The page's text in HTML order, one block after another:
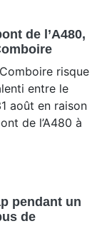
de l’A480,
Comboire risque
entre le
août en raison
de l’A480 à
pendant un
de